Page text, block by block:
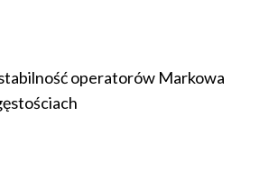
operatorów Markowa